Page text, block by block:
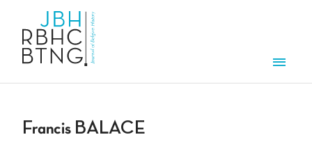
Francis BALACE